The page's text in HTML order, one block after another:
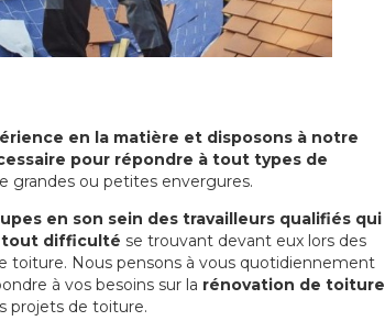
en la matière et disposons à notre
pour répondre à tout types de
grandes ou petites envergures.
en son sein des travailleurs qualifiés qui
tout difficulté se trouvant devant eux lors des
toiture. Nous pensons à vous quotidiennement
à vos besoins sur la rénovation de toiture
projets de toiture.